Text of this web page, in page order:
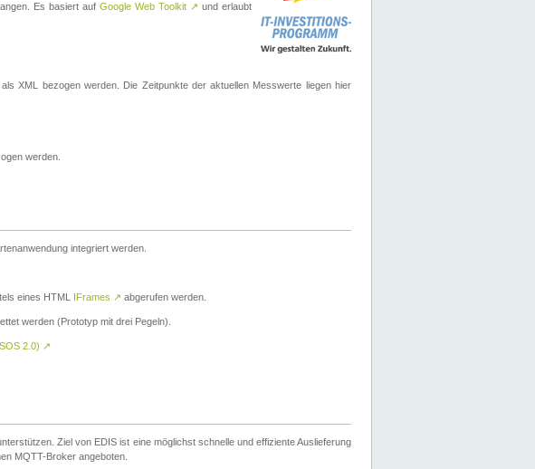
Es basiert auf Google Web Toolkit ↗ und erlaubt
als XML bezogen werden. Die Zeitpunkte der aktuellen Messwerte liegen hier
werden.
integriert werden.
eines HTML IFrames ↗ abgerufen werden.
werden (Prototyp mit drei Pegeln).
2.0) ↗
Ziel von EDIS ist eine möglichst schnelle und effiziente Auslieferung
MQTT-Broker angeboten.